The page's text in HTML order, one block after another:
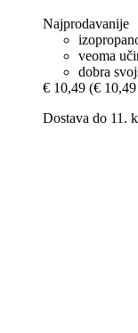
Najprodavanije
veoma
dobra
€ 10,49 (€
Dostava do 11.